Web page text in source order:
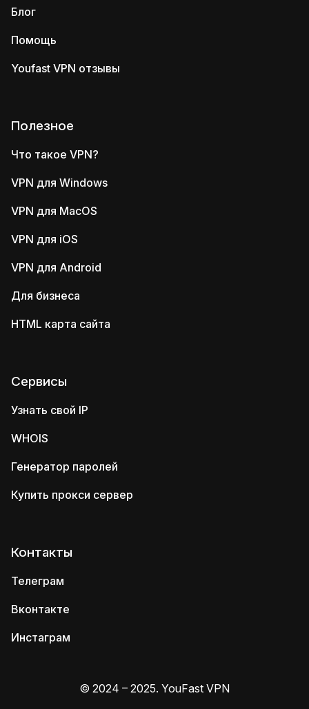
Блог
Помощь
Youfast VPN отзывы
Полезное
Что такое VPN?
VPN для Windows
VPN для MacOS
VPN для iOS
VPN для Android
Для бизнеса
HTML карта сайта
Сервисы
Узнать свой IP
WHOIS
Генератор паролей
Купить прокси сервер
Контакты
Телеграм
Вконтакте
Инстаграм
© 2024 – 2025. YouFast VPN